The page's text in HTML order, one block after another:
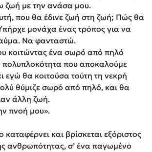
ζωή με την ανάσα μου.
που θα έδινε ζωή στη ζωή; Πώς θα
μονάχα ένας τρόπος για να
Να φανταστώ.
κοιτώντας ένα σωρό από πηλό
πολυπλοκότητα που αποκαλούμε
εγώ θα κοιτούσα τούτη τη νεκρή
θύμιζε σωρό από πηλό, και θα
άλλη ζωή.
πνοή μου».
καταφέρνει και βρίσκεται εξόριστος
ανθρωπότητας, σ’ ένα παγωμένο